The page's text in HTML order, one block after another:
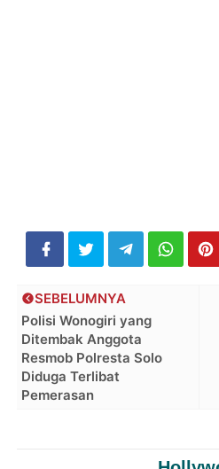
SEBELUMNYA
Polisi Wonogiri yang
Ditembak Anggota
Resmob Polresta Solo
Diduga Terlibat
Pemerasan